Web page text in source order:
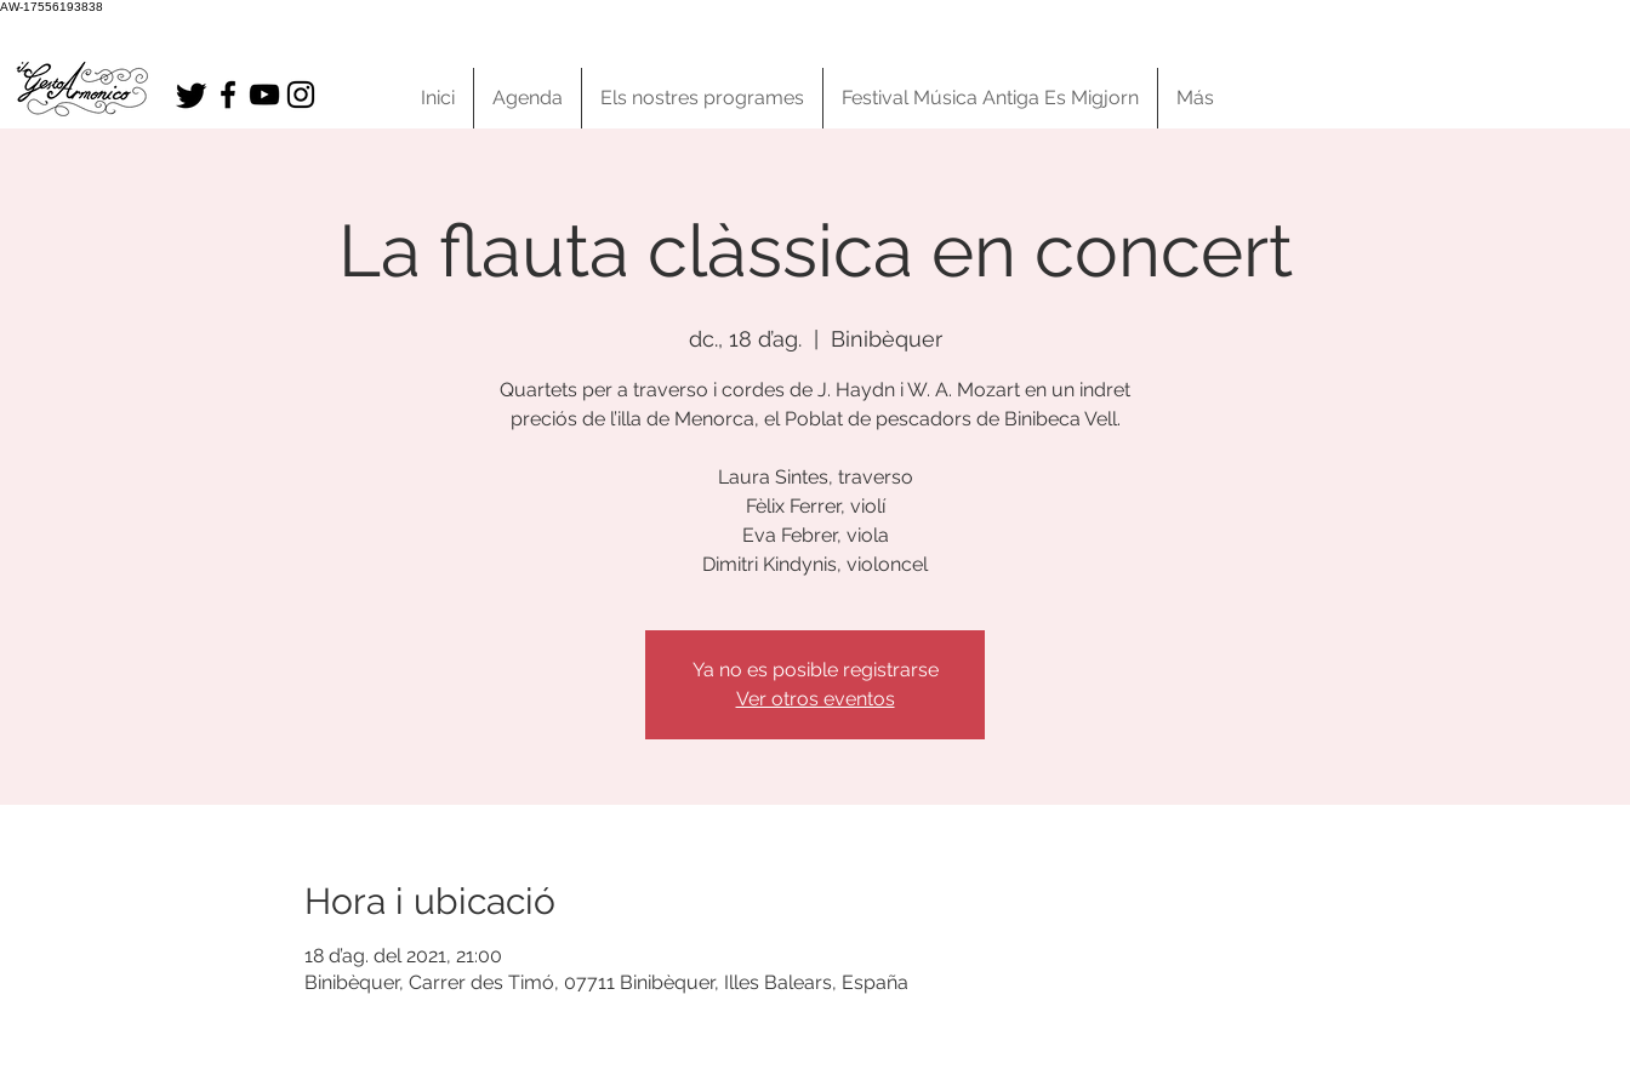
AW-17556193838
Inici Agenda Els nostres programes Festival Música Antiga Es Migjorn Más
La flauta clàssica en concert
dc., 18 d’ag.
  |
Binibèquer
Quartets per a traverso i cordes de J. Haydn i W. A. Mozart en un indret
preciós de l’illa de Menorca, el Poblat de pescadors de Binibeca Vell.
Laura Sintes, traverso
Fèlix Ferrer, violí
Eva Febrer, viola
Dimitri Kindynis, violoncel
Ya no es posible registrarse
Ver otros eventos
Hora i ubicació
18 d’ag. del 2021, 21:00
Binibèquer, Carrer des Timó, 07711 Binibèquer, Illes Balears, España